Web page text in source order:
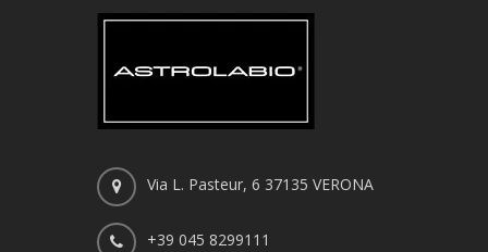
Via L. Pasteur, 6 37135 VERONA
+39 045 8299111